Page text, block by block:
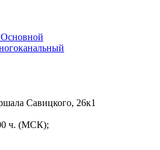
Основной
Савицкого, 26к1
ч. (МСК);